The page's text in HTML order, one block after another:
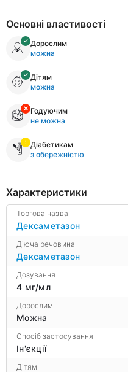
Основні властивості
Дорослим
можна
Дітям
можна
Годуючим
не можна
Діабетикам
з обережністю
Характеристики
Торгова назва
Дексаметазон
Діюча речовина
Дексаметазон
Дозування
4 мг/мл
Дорослим
Можна
Спосіб застосування
Ін'єкції
Дітям